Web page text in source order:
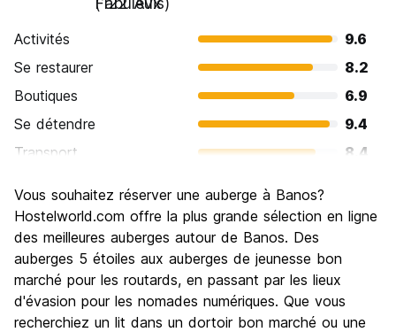
Activités
9.6
Se restaurer
8.2
Boutiques
6.9
Se détendre
9.4
Transport
8.4
Culture
7.3
Sortir le soir / faire la fête
Bonnes affaires
Vous souhaitez réserver une auberge à Banos?
Hostelworld.com offre la plus grande sélection en ligne
des meilleures auberges autour de Banos. Des
auberges 5 étoiles aux auberges de jeunesse bon
marché pour les routards, en passant par les lieux
d'évasion pour les nomades numériques. Que vous
recherchiez un lit dans un dortoir bon marché ou une